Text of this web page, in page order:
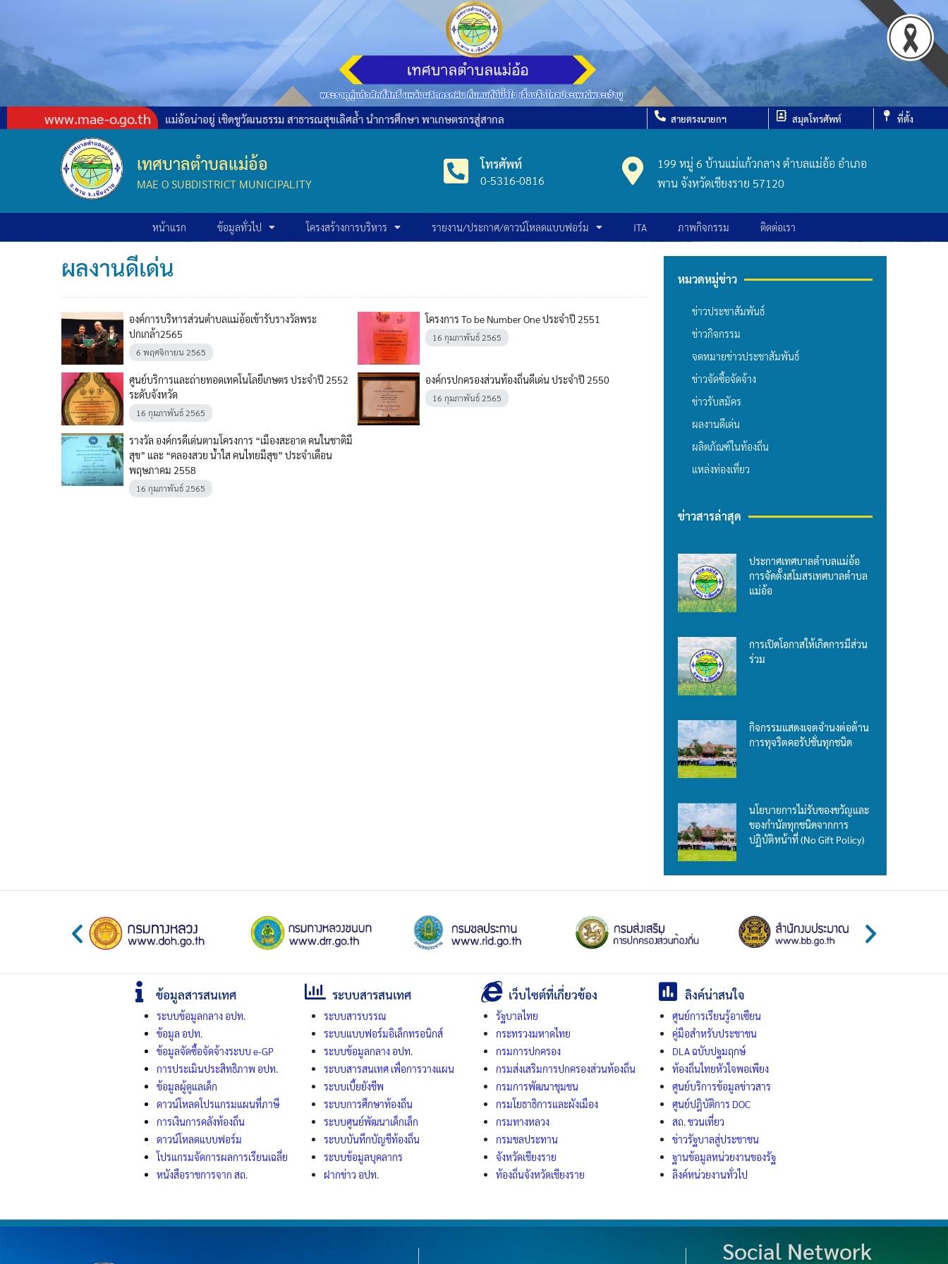
www.mae-o.go.th แม่อ้อน่าอยู่ เชิดชูวัฒนธรรม สาธารณสุขเลิศล้ำ นำการศึกษา พาเกษตรกรสู่สากล สายตรงนายกฯ สมุดโทรศัพท์ ที่ตั้ง
เทศบาลตำบลแม่อ้อ
MAE O SUBDISTRICT MUNICIPALITY
โทรศัพท์
0-5316-0816
199 หมู่ 6 บ้านแม่แก้วกลาง ตำบลแม่อ้อ อำเภอ
พาน จังหวัดเชียงราย 57120
หน้าแรก ข้อมูลทั่วไป โครงสร้างการบริหาร รายงาน/ประกาศ/ดาวน์โหลดแบบฟอร์ม ITA ภาพกิจกรรม ติดต่อเรา
ผลงานดีเด่น
องค์การบริหารส่วนตำบลเเม่อ้อเข้ารับรางวัลพระ
ปกเกล้า2565
6 พฤศจิกายน 2565
โครงการ To be Number One ประจำปี 2551
16 กุมภาพันธ์ 2565
ศูนย์บริการและถ่ายทอดเทคโนโลยีเกษตร ประจำปี 2552
ระดับจังหวัด
16 กุมภาพันธ์ 2565
องค์กรปกครองส่วนท้องถิ่นดีเด่น ประจำปี 2550
16 กุมภาพันธ์ 2565
รางวัล องค์กรดีเด่นตามโครงการ “เมืองสะอาด คนในชาติมี
สุข” และ “คลองสวย น้ำใส คนไทยมีสุข” ประจำเดือน
พฤษภาคม 2558
16 กุมภาพันธ์ 2565
หมวดหมู่ข่าว
ข่าวประชาสัมพันธ์
ข่าวกิจกรรม
จดหมายข่าวประชาสัมพันธ์
ข่าวจัดซื้อจัดจ้าง
ข่าวรับสมัคร
ผลงานดีเด่น
ผลิตภัณฑ์ในท้องถิ่น
แหล่งท่องเที่ยว
ข่าวสารล่าสุด
ประกาศเทศบาลตำบลแม่อ้อ
การจัดตั้งสโมสรเทศบาลตำบล
แม่อ้อ
การเปิดโอกาสให้เกิดการมีส่วน
ร่วม
กิจกรรมแสดงเจตจำนงต่อต้าน
การทุจริตคอรัปชั่นทุกชนิด
นโยบายการไม่รับของขวัญและ
ของกำนัลทุกชนิดจากการ
ปฏิบัติหน้าที่ (No Gift Policy)
ข้อมูลสารสนเทศ
ระบบข้อมูลกลางอปท.
ข้อมูล อปท.
ข้อมูลจัดซื้อจัดจ้างระบบ e-GP
การประเมินประสิทธิภาพ อปท.
ข้อมูลผู้ดูแลเด็ก
ดาวน์โหลดโปรแกรมแผนที่ภาษี
การเงินการคลังท้องถิ่น
ดาวน์โหลดแบบฟอร์ม
โปรแกรมจัดการผลการเรียนเฉลี่ย
หนังสือราชการจาก สถ.
ระบบสารสนเทศ
ระบบสารบรรณ
ระบบแบบฟอร์มอิเล็กทรอนิกส์
ระบบข้อมูลกลาง อปท.
ระบบสารสนเทศ เพื่อการวางแผน
ระบบเบี้ยยังชีพ
ระบบการศึกษาท้องถิ่น
ระบบศูนย์พัฒนาเด็กเล็ก
ระบบบันทึกบัญชีท้องถิ่น
ระบบข้อมูลบุคลากร
ฝากข่าว อปท.
เว็บไซต์ที่เกี่ยวข้อง
รัฐบาลไทย
กระทรวงมหาดไทย
กรมการปกครอง
กรมส่งเสริมการปกครองส่วนท้องถิ่น
กรมการพัฒนาชุมชน
กรมโยธาธิการและผังเมือง
กรมทางหลวง
กรมชลประทาน
จังหวัดเชียงราย
ท้องถิ่นจังหวัดเชียงราย
ลิงค์น่าสนใจ
ศูนย์การเรียนรู้อาเซียน
คู่มือสำหรับประชาชน
DLA ฉบับปฐมฤกษ์
ท้องถิ่นไทยหัวใจพอเพียง
ศูนย์บริการข้อมูลข่าวสาร
ศูนย์ปฎิบัติการ DOC
สถ. ชวนเที่ยว
ข่าวรัฐบาลสู่ประชาชน
ฐานข้อมูลหน่วยงานของรัฐ
ลิงค์หน่วยงานทั่วไป
Social Network